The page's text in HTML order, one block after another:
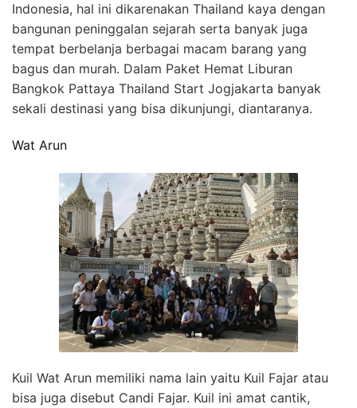
Indonesia, hal ini dikarenakan Thailand kaya dengan
bangunan peninggalan sejarah serta banyak juga
tempat berbelanja berbagai macam barang yang
bagus dan murah. Dalam Paket Hemat Liburan
Bangkok Pattaya Thailand Start Jogjakarta banyak
sekali destinasi yang bisa dikunjungi, diantaranya.
Wat Arun
Kuil Wat Arun memiliki nama lain yaitu Kuil Fajar atau
bisa juga disebut Candi Fajar. Kuil ini amat cantik,